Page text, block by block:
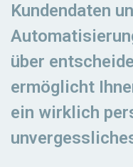
Kundendaten
über
ermöglicht
ein wirklich